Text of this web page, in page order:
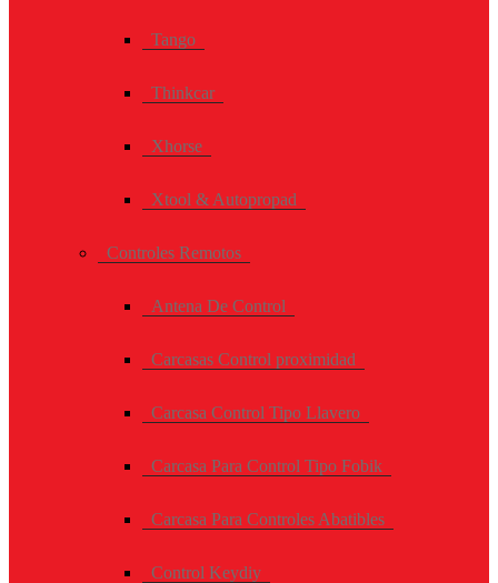
Tango
Thinkcar
Xhorse
Xtool & Autopropad
Controles Remotos
Antena De Control
Carcasas Control proximidad
Carcasa Control Tipo Llavero
Carcasa Para Control Tipo Fobik
Carcasa Para Controles Abatibles
Control Keydiy